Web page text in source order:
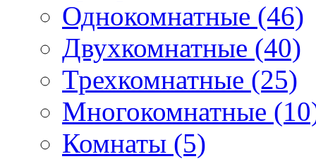
Однокомнатные (46)
Двухкомнатные (40)
Трехкомнатные (25)
Многокомнатные
Комнаты (5)